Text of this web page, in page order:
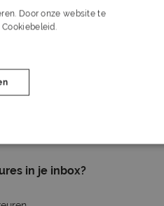
Nu solliciteren
in je inbox?
Door onze website te